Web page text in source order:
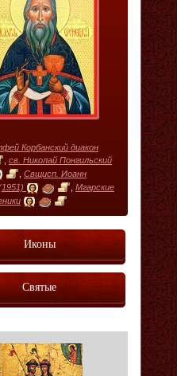
Корбанский диакон
св. Николай Понгильский
Свщисп. Иоанн
Мгарские
Иконы
Святые